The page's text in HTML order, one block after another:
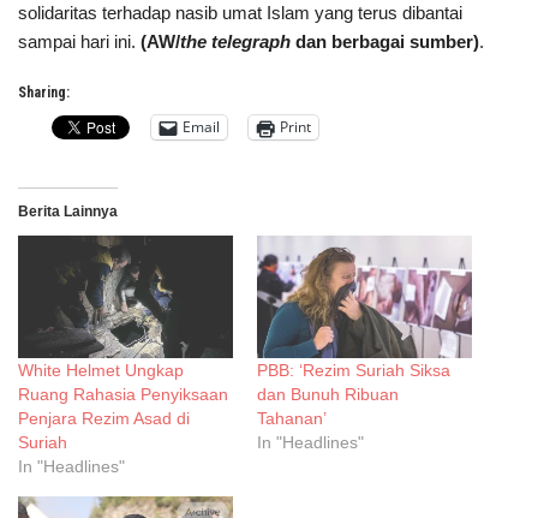
solidaritas terhadap nasib umat Islam yang terus dibantai
sampai hari ini. (AW/the telegraph dan berbagai sumber).
Sharing:
Email Print
Berita Lainnya
White Helmet Ungkap
Ruang Rahasia Penyiksaan
Penjara Rezim Asad di
Suriah
In "Headlines"
PBB: ‘Rezim Suriah Siksa
dan Bunuh Ribuan
Tahanan’
In "Headlines"